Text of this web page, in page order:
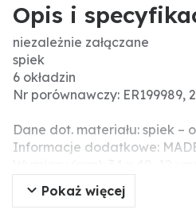
Opis i
niezależnie załączane
spiek
6 okładzin
Nr porównawczy: ER199989,
Dane dot. materiału: spiek –
Informacje dodatkowe:
Wersja tarczy zamachowej:
Pokaż więcej